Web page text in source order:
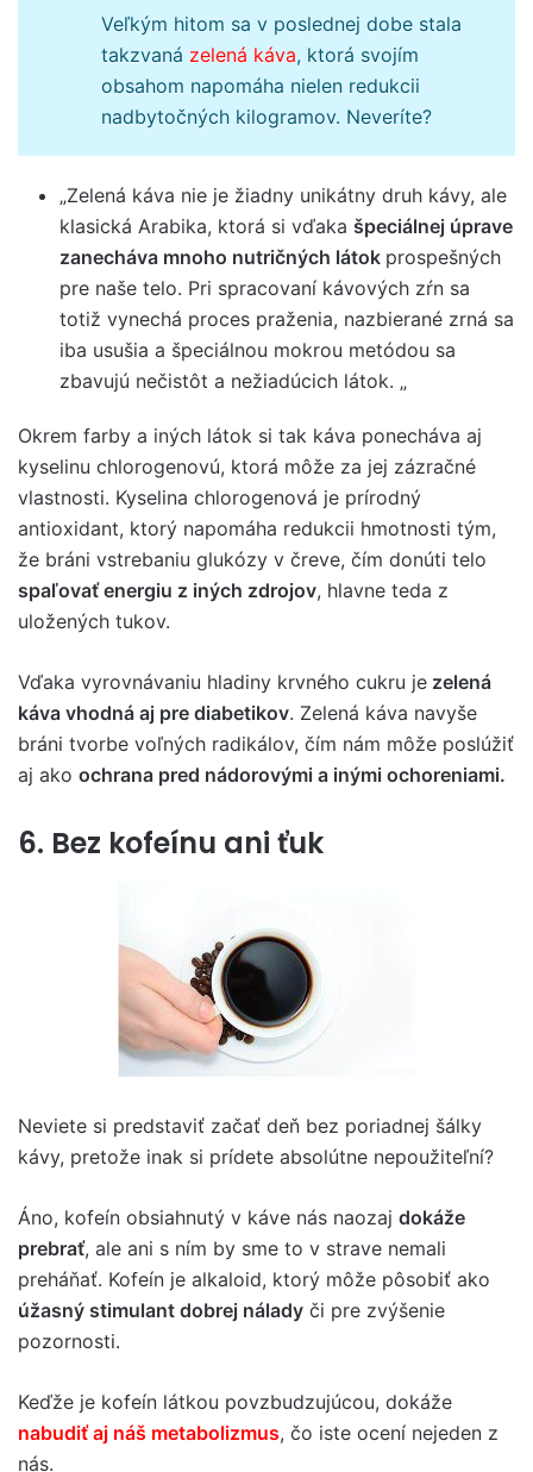
Veľkým hitom sa v poslednej dobe stala
takzvaná zelená káva, ktorá svojím
obsahom napomáha nielen redukcii
nadbytočných kilogramov. Neveríte?
„Zelená káva nie je žiadny unikátny druh kávy, ale
klasická Arabika, ktorá si vďaka špeciálnej úprave
zanecháva mnoho nutričných látok prospešných
pre naše telo. Pri spracovaní kávových zŕn sa
totiž vynechá proces praženia, nazbierané zrná sa
iba usušia a špeciálnou mokrou metódou sa
zbavujú nečistôt a nežiadúcich látok. „
Okrem farby a iných látok si tak káva ponecháva aj
kyselinu chlorogenovú, ktorá môže za jej zázračné
vlastnosti. Kyselina chlorogenová je prírodný
antioxidant, ktorý napomáha redukcii hmotnosti tým,
že bráni vstrebaniu glukózy v čreve, čím donúti telo
spaľovať energiu z iných zdrojov, hlavne teda z
uložených tukov.
Vďaka vyrovnávaniu hladiny krvného cukru je zelená
káva vhodná aj pre diabetikov. Zelená káva navyše
bráni tvorbe voľných radikálov, čím nám môže poslúžiť
aj ako ochrana pred nádorovými a inými ochoreniami.
6. Bez kofeínu ani ťuk
Neviete si predstaviť začať deň bez poriadnej šálky
kávy, pretože inak si prídete absolútne nepoužiteľní?
Áno, kofeín obsiahnutý v káve nás naozaj dokáže
prebrať, ale ani s ním by sme to v strave nemali
preháňať. Kofeín je alkaloid, ktorý môže pôsobiť ako
úžasný stimulant dobrej nálady či pre zvýšenie
pozornosti.
Keďže je kofeín látkou povzbudzujúcou, dokáže
nabudiť aj náš metabolizmus, čo iste ocení nejeden z
nás.